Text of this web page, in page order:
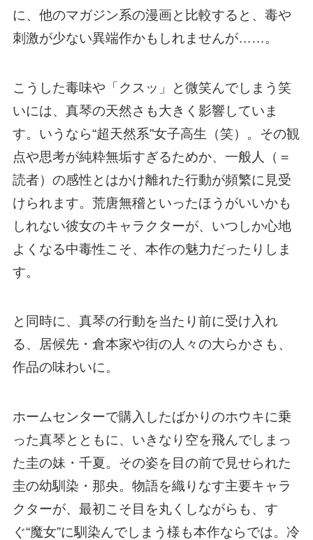
に、他のマガジン系の漫画と比較すると、毒や
刺激が少ない異端作かもしれませんが……。
こうした毒味や「クスッ」と微笑んでしまう笑
いには、真琴の天然さも大きく影響していま
す。いうなら“超天然系”女子高生（笑）。その観
点や思考が純粋無垢すぎるためか、一般人（＝
読者）の感性とはかけ離れた行動が頻繁に見受
けられます。荒唐無稽といったほうがいいかも
しれない彼女のキャラクターが、いつしか心地
よくなる中毒性こそ、本作の魅力だったりしま
す。
と同時に、真琴の行動を当たり前に受け入れ
る、居候先・倉本家や街の人々の大らかさも、
作品の味わいに。
ホームセンターで購入したばかりのホウキに乗
った真琴とともに、いきなり空を飛んでしまっ
た圭の妹・千夏。その姿を目の前で見せられた
圭の幼馴染・那央。物語を織りなす主要キャラ
クターが、最初こそ目を丸くしながらも、す
ぐ“魔女”に馴染んでしまう様も本作ならでは。冷